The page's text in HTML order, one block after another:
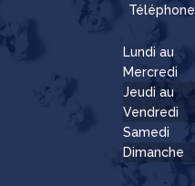
Téléphone
Lundi au
Mercredi
Jeudi au
Vendredi
Samedi
Dimanche